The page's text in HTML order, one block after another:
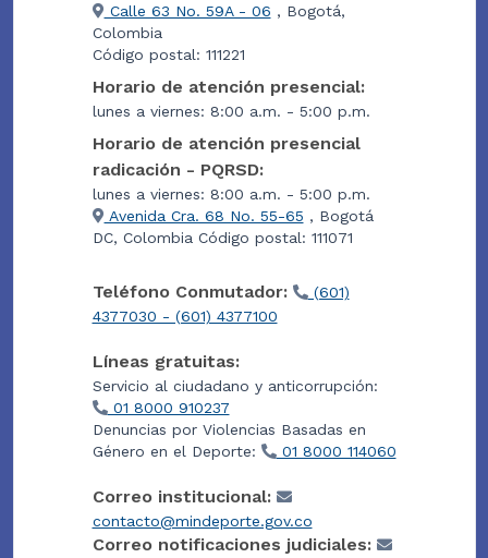
Calle 63 No. 59A - 06 , Bogotá,
Colombia
Código postal: 111221
Horario de atención presencial:
lunes a viernes: 8:00 a.m. - 5:00 p.m.
Horario de atención presencial
radicación - PQRSD:
lunes a viernes: 8:00 a.m. - 5:00 p.m.
Avenida Cra. 68 No. 55-65 , Bogotá
DC, Colombia Código postal: 111071
Teléfono Conmutador:
(601)
4377030 - (601) 4377100
Líneas gratuitas:
Servicio al ciudadano y anticorrupción:
01 8000 910237
Denuncias por Violencias Basadas en
Género en el Deporte:
01 8000 114060
Correo institucional:
contacto@mindeporte.gov.co
Correo notificaciones judiciales: